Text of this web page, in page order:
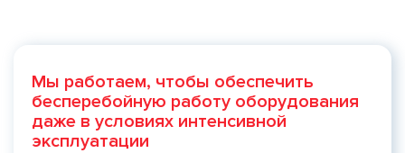
Мы работаем, чтобы обеспечить
бесперебойную работу оборудования
даже в условиях интенсивной
эксплуатации